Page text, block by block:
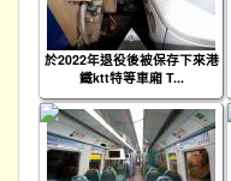
於2022年退役後被保存下來港
鐵ktt特等車廂 T...